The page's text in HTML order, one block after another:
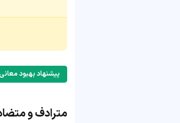
پیشنهاد بهبود معانی
مترادف و